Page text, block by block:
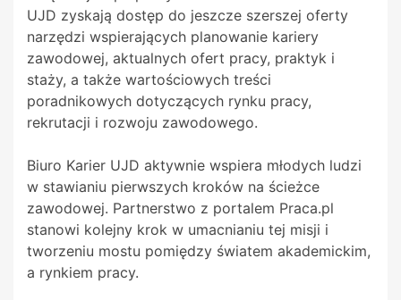
UJD zyskają dostęp do jeszcze szerszej oferty
narzędzi wspierających planowanie kariery
zawodowej, aktualnych ofert pracy, praktyk i
staży, a także wartościowych treści
poradnikowych dotyczących rynku pracy,
rekrutacji i rozwoju zawodowego.
Biuro Karier UJD aktywnie wspiera młodych ludzi
w stawianiu pierwszych kroków na ścieżce
zawodowej. Partnerstwo z portalem Praca.pl
stanowi kolejny krok w umacnianiu tej misji i
tworzeniu mostu pomiędzy światem akademickim,
a rynkiem pracy.